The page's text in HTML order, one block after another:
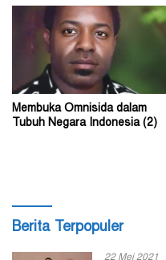
Membuka Omnisida dalam
Tubuh Negara Indonesia (2)
Berita Terpopuler
22 Mei 2021